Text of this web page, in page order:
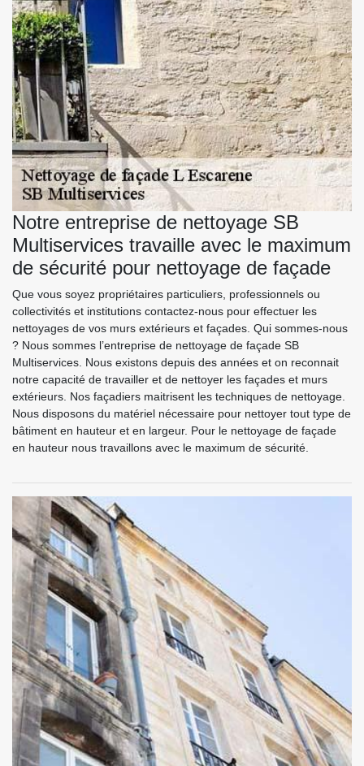
Notre entreprise de nettoyage SB
Multiservices travaille avec le maximum
de sécurité pour nettoyage de façade
Que vous soyez propriétaires particuliers, professionnels ou
collectivités et institutions contactez-nous pour effectuer les
nettoyages de vos murs extérieurs et façades. Qui sommes-nous
? Nous sommes l’entreprise de nettoyage de façade SB
Multiservices. Nous existons depuis des années et on reconnait
notre capacité de travailler et de nettoyer les façades et murs
extérieurs. Nos façadiers maitrisent les techniques de nettoyage.
Nous disposons du matériel nécessaire pour nettoyer tout type de
bâtiment en hauteur et en largeur. Pour le nettoyage de façade
en hauteur nous travaillons avec le maximum de sécurité.